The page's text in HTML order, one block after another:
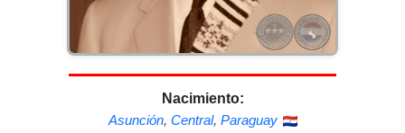
Nacimiento:
Asunción, Central, Paraguay